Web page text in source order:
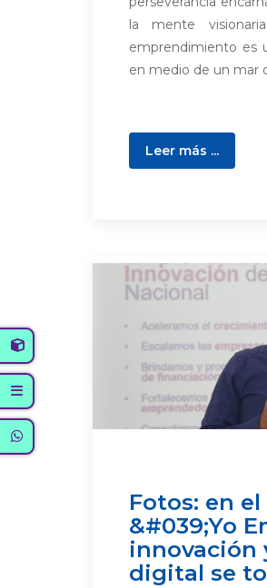
la mente
emprendimiento es
en medio de un mar
Leer más ...
Fotos: en
&#039;Yo
innovación
digital se